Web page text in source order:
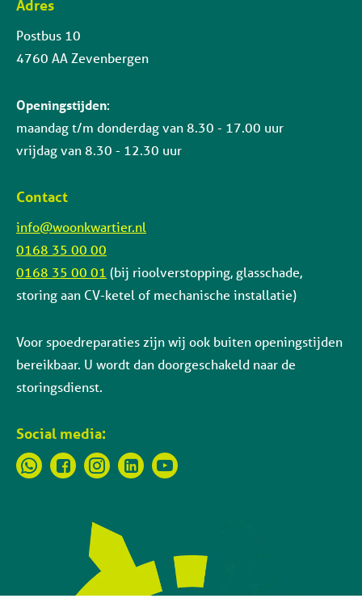
Contactinformatie
Adres
Postbus 10
4760 AA Zevenbergen
Openingstijden:
maandag t/m donderdag van 8.30 - 17.00 uur
vrijdag van 8.30 - 12.30 uur
Contact
info@woonkwartier.nl
0168 35 00 00
0168 35 00 01 (bij rioolverstopping, glasschade,
storing aan CV-ketel of mechanische installatie)
Voor spoedreparaties zijn wij ook buiten openingstijden
bereikbaar. U wordt dan doorgeschakeld naar de
storingsdienst.
Social media: